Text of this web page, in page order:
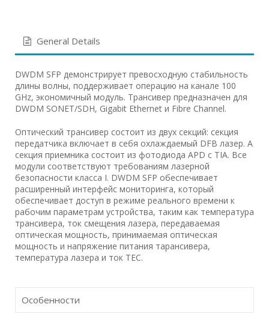
General Details
DWDM SFP демонстрирует превосходную стабильность
длины волны, поддерживает операцию на канале 100
GHz, экономичный модуль. Трансивер предназначен для
DWDM SONET/SDH, Gigabit Ethernet и Fibre Channel.
Оптический трансивер состоит из двух секций: секция
передатчика включает в себя охлаждаемый DFB лазер. А
секция приемника состоит из фотодиода APD с TIA. Все
модули соответствуют требованиям лазерной
безопасности класса I. DWDM SFP обеспечивает
расширенный интерфейс мониторинга, который
обеспечивает доступ в режиме реального времени к
рабочим параметрам устройства, таким как температура
трансивера, ток смещения лазера, передаваемая
оптическая мощность, принимаемая оптическая
мощность и напряжение питания тарансивера,
температура лазера и ток TEC.
Особенности